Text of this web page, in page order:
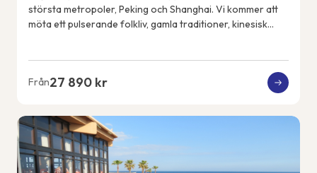
största metropoler, Peking och Shanghai. Vi kommer att
möta ett pulserande folkliv, gamla traditioner, kinesisk
Från27 890 kr